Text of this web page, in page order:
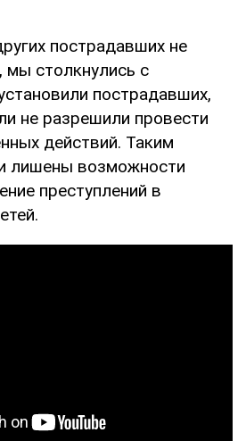
пострадавших не
мы столкнулись с
пострадавших,
не разрешили провести
действий. Таким
лишены возможности
преступлений в